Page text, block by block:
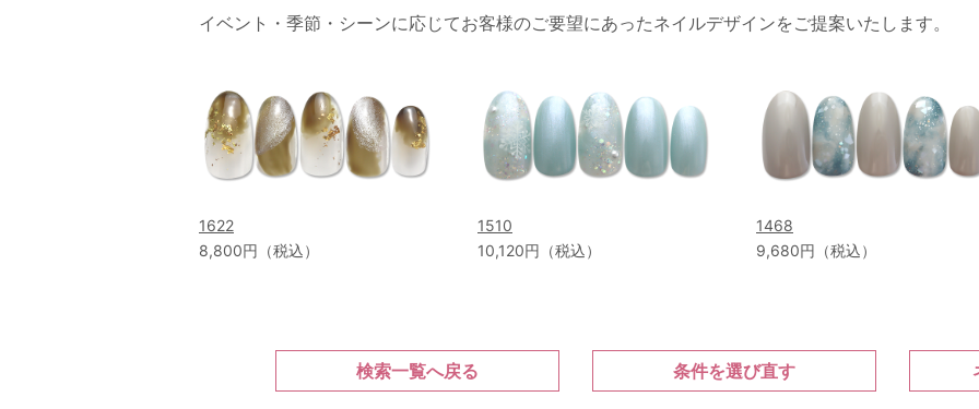
イベント・季節・シーンに応じてお客様のご要望にあったネイルデザインをご提案いたします。
1622
8,800円（税込）
1510
10,120円（税込）
1468
9,680円（税込）
検索一覧へ戻る 条件を選び直す